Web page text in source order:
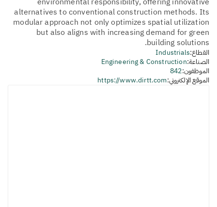
alternatives to conventional construction methods. Its
modular approach not only optimizes spatial utilization
but also aligns with increasing demand for green
building solutions.
القطاع:Industrials
الصناعة:Engineering & Construction
الموظفون:842
الموقع الإلكتروني:https://www.dirtt.com